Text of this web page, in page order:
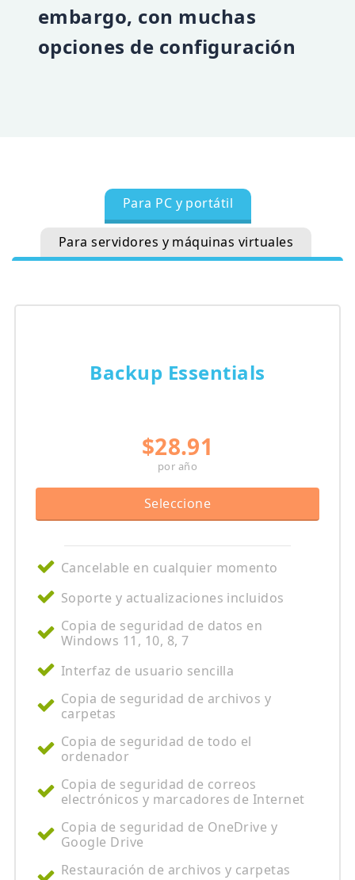
embargo, con muchas
opciones de configuración
Para PC y portátil
Para servidores y máquinas virtuales
Backup Essentials
$28.91
por año
Seleccione
Cancelable en cualquier momento
Soporte y actualizaciones incluidos
Copia de seguridad de datos en
Windows 11, 10, 8, 7
Interfaz de usuario sencilla
Copia de seguridad de archivos y
carpetas
Copia de seguridad de todo el
ordenador
Copia de seguridad de correos
electrónicos y marcadores de Internet
Copia de seguridad de OneDrive y
Google Drive
Restauración de archivos y carpetas